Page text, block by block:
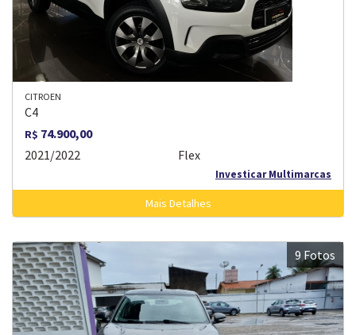
CITROEN
C4
R$ 74.900,00
2021/2022
Flex
Investicar Multimarcas
Mais Detalhes
9 Fotos